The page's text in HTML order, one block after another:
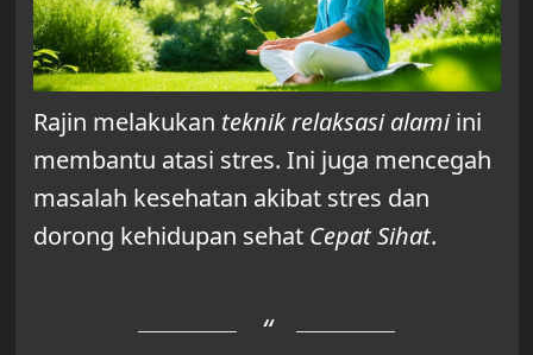
Rajin melakukan teknik relaksasi alamiini
membantu atasi stres. Ini juga mencegah
masalah kesehatan akibat stres dan
dorong kehidupan sehat Cepat Sihat.